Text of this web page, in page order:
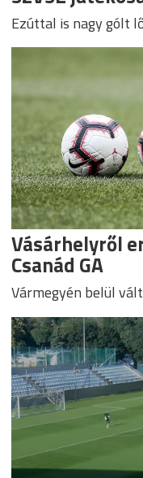
Ezúttal is nagy gólt
Vásárhelyről
Csanád GA
Vármegyén belül